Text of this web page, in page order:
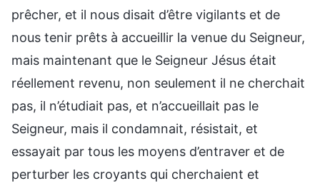
prêcher, et il nous disait d’être vigilants et de
nous tenir prêts à accueillir la venue du Seigneur,
mais maintenant que le Seigneur Jésus était
réellement revenu, non seulement il ne cherchait
pas, il n’étudiait pas, et n’accueillait pas le
Seigneur, mais il condamnait, résistait, et
essayait par tous les moyens d’entraver et de
perturber les croyants qui cherchaient et